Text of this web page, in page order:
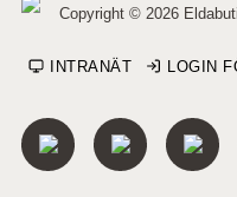
Copyright © 2026
INTRANÄT LOGIN